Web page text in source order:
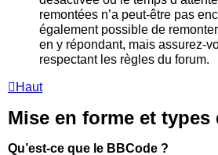
remontées n’a peut-être pas
également possible de
en y répondant, mais assurez-
respectant les règles du forum.
Haut
Mise en forme et types
Qu’est-ce que le BBCode ?